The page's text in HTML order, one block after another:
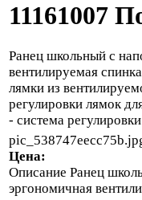
11161007
Ранец школьный с
вентилируемая
лямки из
регулировки лямок
- система
Цена:
Описание Ранец
эргономичная